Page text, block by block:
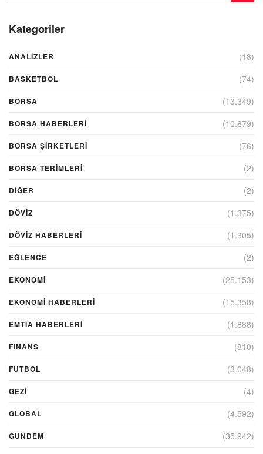
Kategoriler
ANALIZLER (18)
BASKETBOL (74)
BORSA (13.349)
BORSA HABERLERI (10.879)
BORSA ŞIRKETLERI (76)
BORSA TERIMLERI (2)
DIĞER (2)
DÖVİZ (1.375)
DÖVIZ HABERLERI (1.305)
EĞLENCE (2)
EKONOMİ (25.153)
EKONOMI HABERLERI (15.358)
EMTIA HABERLERI (1.888)
FINANS (810)
FUTBOL (3.048)
GEZI (4)
GLOBAL (4.592)
GUNDEM (35.942)